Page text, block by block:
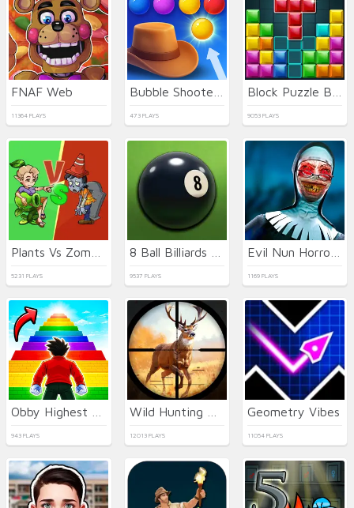
FNAF Web
11364 PLAYS 473 PLAYS 9053 PLAYS
5231 PLAYS 9537 PLAYS 1169 PLAYS
943 PLAYS 12013 PLAYS
Geometry Vibes
11054 PLAYS